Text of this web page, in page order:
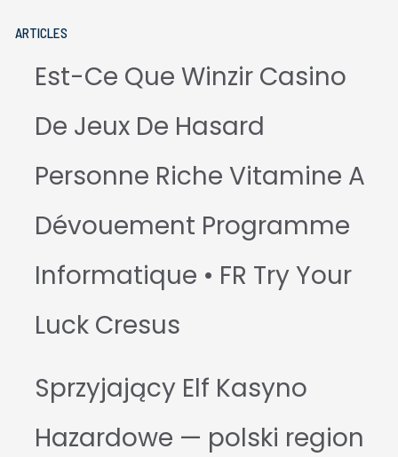
ARTICLES
Est-Ce Que Winzir Casino
De Jeux De Hasard
Personne Riche Vitamine A
Dévouement Programme
Informatique • FR Try Your
Luck Cresus
Sprzyjający Elf Kasyno
Hazardowe — polski region